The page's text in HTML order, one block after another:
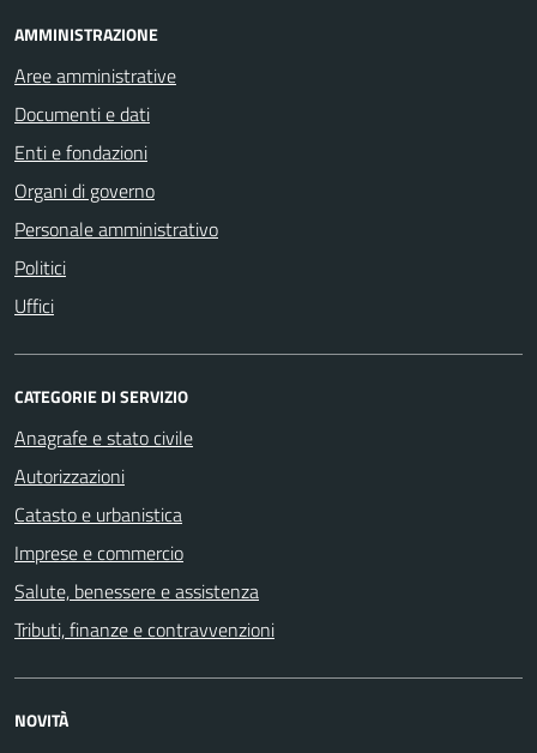
AMMINISTRAZIONE
Aree amministrative
Documenti e dati
Enti e fondazioni
Organi di governo
Personale amministrativo
Politici
Uffici
CATEGORIE DI SERVIZIO
Anagrafe e stato civile
Autorizzazioni
Catasto e urbanistica
Imprese e commercio
Salute, benessere e assistenza
Tributi, finanze e contravvenzioni
NOVITÀ